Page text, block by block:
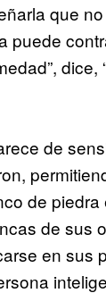
que
puede
de
de
de sus
en sus